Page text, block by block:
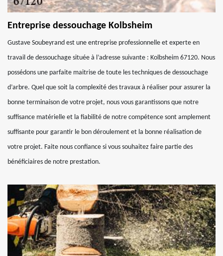
Entreprise dessouchage Kolbsheim
Gustave Soubeyrand est une entreprise professionnelle et experte en
travail de dessouchage située à l’adresse suivante : Kolbsheim 67120. Nous
possédons une parfaite maitrise de toute les techniques de dessouchage
d’arbre. Quel que soit la complexité des travaux à réaliser pour assurer la
bonne terminaison de votre projet, nous vous garantissons que notre
suffisance matérielle et la fiabilité de notre compétence sont amplement
suffisante pour garantir le bon déroulement et la bonne réalisation de
votre projet. Faite nous confiance si vous souhaitez faire partie des
bénéficiaires de notre prestation.